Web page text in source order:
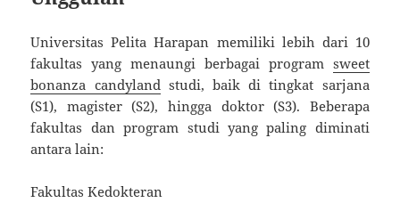
Universitas Pelita Harapan memiliki lebih dari 10
fakultas yang menaungi berbagai program sweet
bonanza candylandstudi, baik di tingkat sarjana
(S1), magister (S2), hingga doktor (S3). Beberapa
fakultas dan program studi yang paling diminati
antara lain:
Fakultas Kedokteran